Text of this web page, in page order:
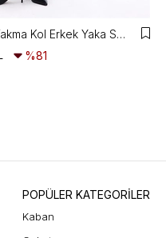
Mona Regular Fit Takma Kol Erkek Yaka Siyah Renk Kadın Kaban
%81
POPÜLER KATEGORİLER
Kaban